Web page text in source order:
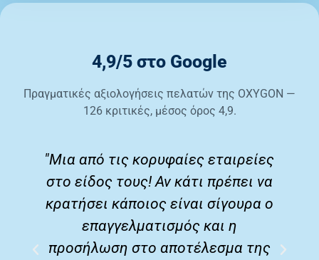
4,9/5 στο Google
Πραγματικές αξιολογήσεις πελατών της OXYGON —
126 κριτικές, μέσος όρος 4,9.
"Πραγματικά πολύ καλή
εξυπηρέτηση και πολύ καλές
τιμές. Σου απαντούν σε
οποιαδήποτε ερώτηση κι αν έχεις
και σε καθοδηγούν με τις γνώσεις